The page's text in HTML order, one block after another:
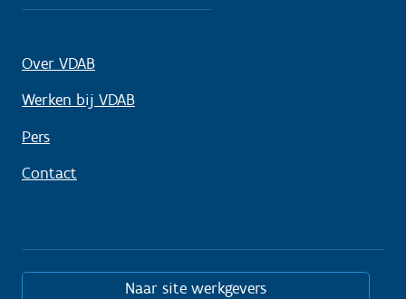
Over VDAB
Werken bij VDAB
Pers
Contact
Naar site werkgevers